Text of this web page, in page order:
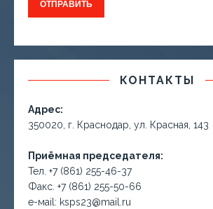
КОНТАКТЫ
Адрес:
350020, г. Краснодар, ул. Красная, 143
Приёмная председателя:
Тел. +7 (861) 255-46-37
Факс. +7 (861) 255-50-66
е-маil: ksps23@mail.ru